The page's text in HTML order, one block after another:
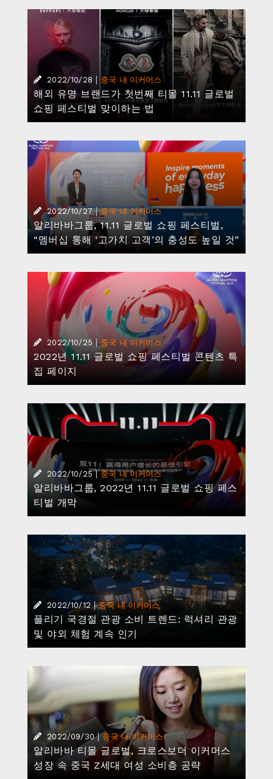
2022/10/28 중국 내 이커머스
해외 유명 브랜드가 첫번째 티몰 11.11 글로벌
쇼핑 페스티벌 맞이하는 법
2022/10/27 | 중국 내 이커머스
알리바바그룹, 11.11 글로벌 쇼핑 페스티벌,
“멤버십 통해 ‘고가치 고객’의 충성도 높일 것”
2022/10/25 중국 내 이커머스
2022년 11.11 글로벌 쇼핑 페스티벌 콘텐츠 특
집 페이지
2022/10/25 | 중국 내 이커머스
알리바바그룹, 2022년 11.11 글로벌 쇼핑 페스
티벌 개막
2022/10/12 | 중국 내 이커머스
플리기 국경절 관광 소비 트렌드: 럭셔리 관광
및 야외 체험 계속 인기
2022/09/30 | 중국 내 이커머스
알리바바 티몰 글로벌, 크로스보더 이커머스
성장 속 중국 Z세대 여성 소비층 공략